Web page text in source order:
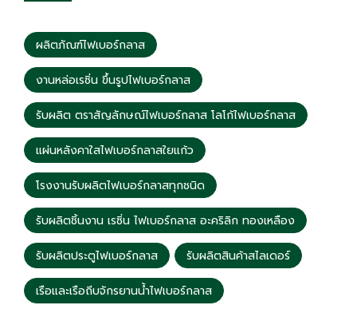
ผลิตภัณฑ์ไฟเบอร์กลาส
งานหล่อเรซิ่น ขึ้นรูปไฟเบอร์กลาส
รับผลิต ตราสัญลักษณ์ไฟเบอร์กลาส โลโก้ไฟเบอร์กลาส
แผ่นหลังคาใสไฟเบอร์กลาสใยแก้ว
โรงงานรับผลิตไฟเบอร์กลาสทุกชนิด
รับผลิตชิ้นงาน เรซิ่น ไฟเบอร์กลาส อะคริลิก ทองเหลือง
รับผลิตประตูไฟเบอร์กลาส รับผลิตสินค้าสไลเดอร์
เรือและเรือถีบจักรยานน้ำไฟเบอร์กลาส